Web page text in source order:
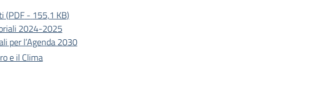
(PDF- 155,1 KB)
2024-2025
per l’Agenda 2030
e il Clima